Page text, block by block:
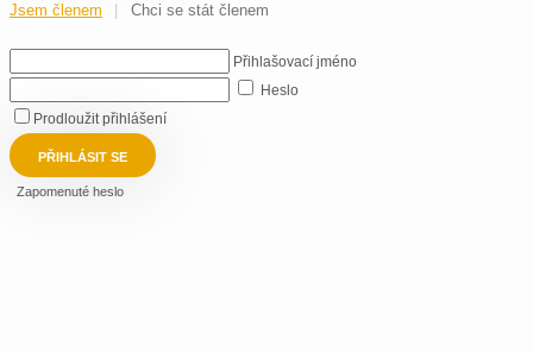
Jsem členem Chci se stát členem
Přihlašovací jméno
Heslo
Prodloužit přihlášení
PŘIHLÁSIT SE
Zapomenuté heslo